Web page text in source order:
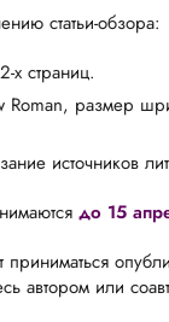
статьи-обзора:
страниц.
размер
источников
до 15
приниматься
автором или